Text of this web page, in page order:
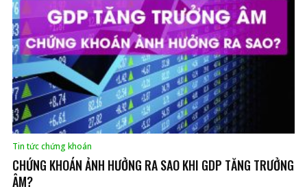
Tin tức chứng khoán
CHỨNG KHOÁN ẢNH HƯỞNG RA SAO KHI GDP TĂNG TRƯỞNG
ÂM?